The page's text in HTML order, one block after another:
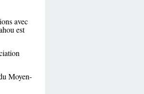
avec
est
Moyen-